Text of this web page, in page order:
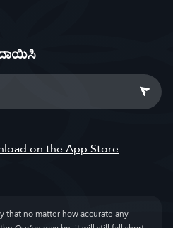
that no matter how accurate any